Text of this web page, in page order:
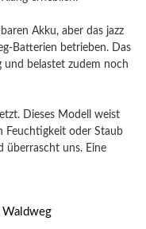
Akku, aber das jazz
Batterien betrieben. Das
belastet zudem noch
Dieses Modell weist
Feuchtigkeit oder Staub
überrascht uns. Eine